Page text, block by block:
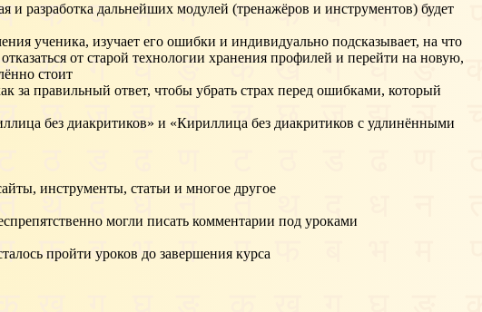
и разработка дальнейших модулей (тренажёров и инструментов) будет
ученика, изучает его ошибки и индивидуально подсказывает, на что
от старой технологии хранения профилей и перейти на новую,
стоит
за правильный ответ, чтобы убрать страх перед ошибками, который
без диакритиков» и «Кириллица без диакритиков с удлинёнными
инструменты, статьи и многое другое
могли писать комментарии под уроками
пройти уроков до завершения курса